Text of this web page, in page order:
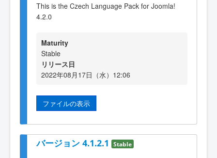
This is the Czech Language Pack for Joomla!
4.2.0
Maturity
Stable
リリース日
2022年08月17日（水）12:06
ファイルの表示
バージョン 4.1.2.1 Stable